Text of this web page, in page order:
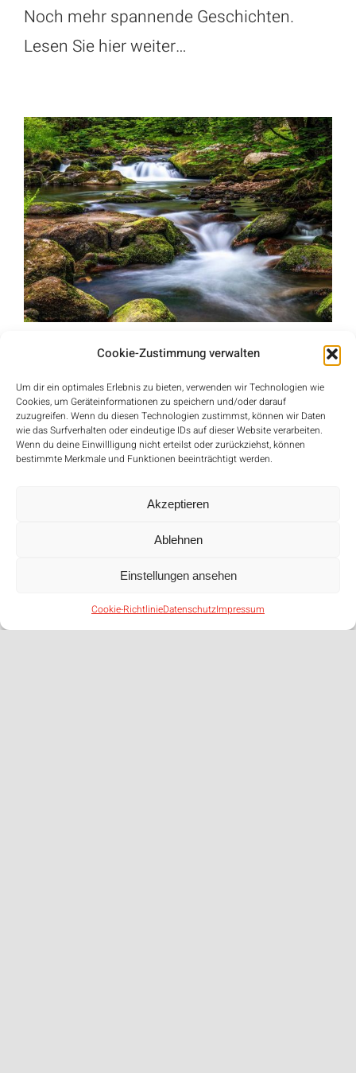
Cookie-Zustimmung verwalten
Um dir ein optimales Erlebnis zu bieten, verwenden wir Technologien wie
Cookies, um Geräteinformationen zu speichern und/oder darauf
zuzugreifen. Wenn du diesen Technologien zustimmst, können wir Daten
wie das Surfverhalten oder eindeutige IDs auf dieser Website verarbeiten.
Wenn du deine Einwillligung nicht erteilst oder zurückziehst, können
bestimmte Merkmale und Funktionen beeinträchtigt werden.
Akzeptieren
Ablehnen
Einstellungen ansehen
Cookie-RichtlinieDatenschutzImpressum
Noch mehr spannende Geschichten.
Lesen Sie hier weiter…
Idyllische Stille im Eyachtal
Ausgabe 10